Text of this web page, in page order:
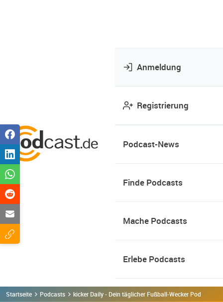
Anmeldung
Registrierung
Podcast-News
Finde Podcasts
Mache Podcasts
Erlebe Podcasts
Startseite Podcasts kicker Daily - Dein täglicher Fußball-Wecker Podcast